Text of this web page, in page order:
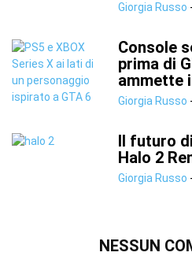
Giorgia Russo -
Console
prima di
ammette
Giorgia Russo -
Il futuro
Halo 2
Giorgia Russo -
NESSUN